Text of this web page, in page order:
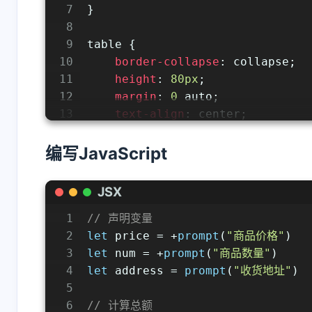
最新评论
7
8
9
10
11
12
13
15
16
17
18
19
20
21
22
23
}
table {
border-collapse : collapse;
height : 80px ;
margin : 0 auto;
text-align : center;
padding: 5px 30px;
}
td {
padding-left: 20px;
padding-right: 20px;
编写JavaScript
JSX
1
2
3
4
5
6
// 声明变量
let
price = +prompt ( "商品价格" )
let
num = +prompt ( "商品数量" )
let
address = prompt ( "收货地址" )
// 计算总额